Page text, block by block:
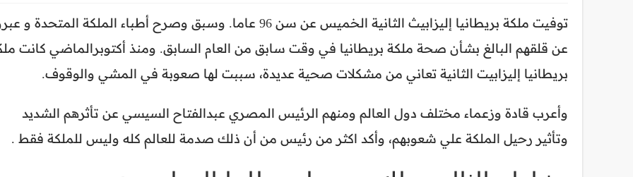
توفيت ملكة بريطانيا إليزابيث الثانية الخميس عن سن 96 عاما. وسبق وصرح أطباء الملكة المتحدة و
عن قلقهم البالغ بشأن صحة ملكة بريطانيا في وقت سابق من العام السابق. ومنذ أكتوبرالماضي كانت
بريطانيا إليزابيت الثانية تعاني من مشكلات صحية عديدة، سببت لها صعوبة في المشي والوقوف.
وأعرب قادة وزعماء مختلف دول العالم ومنهم الرئيس المصري عبدالفتاح السيسي عن تأثرهم الشديد
وتأثير رحيل الملكة علي شعوبهم، وأكد اكثر من رئيس من أن ذلك صدمة للعالم كله وليس للملكة فقط .